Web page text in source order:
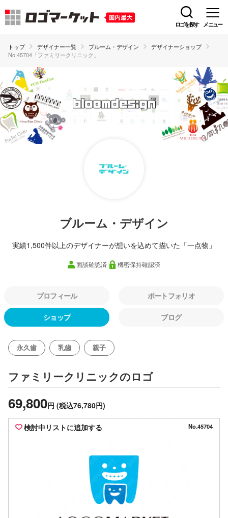
ロゴを探す メニュー
トップ デザイナー一覧 ブルーム・デザイン
デザイナーショップ
No.45704「ファミリークリニック」
ブルーム・デザイン
実績1,500件以上のデザイナーが想いを込めて描いた「一点物」
面談確認済 機密保持確認済
プロフィール ポートフォリオ
ショップ ブログ
永久歯 乳歯 親子
ファミリークリニックのロゴ
69,800円 (税込76,780円)
検討中リストに追加する No.45704